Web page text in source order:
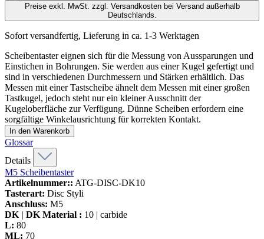
Preise exkl. MwSt. zzgl. Versandkosten bei Versand außerhalb
Deutschlands.
Sofort versandfertig, Lieferung in ca. 1-3 Werktagen
Scheibentaster eignen sich für die Messung von Aussparungen und
Einstichen in Bohrungen. Sie werden aus einer Kugel gefertigt und
sind in verschiedenen Durchmessern und Stärken erhältlich. Das
Messen mit einer Tastscheibe ähnelt dem Messen mit einer großen
Tastkugel, jedoch steht nur ein kleiner Ausschnitt der
Kugeloberfläche zur Verfügung. Dünne Scheiben erfordern eine
sorgfältige Winkelausrichtung für korrekten Kontakt.
In den Warenkorb
Glossar
Details
M5 Scheibentaster
Artikelnummer:: ATG-DISC-DK10
Tasterart: Disc Styli
Anschluss: M5
DK | DK Material : 10 | carbide
L: 80
ML: 70